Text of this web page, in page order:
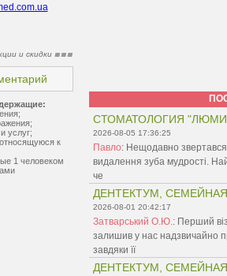
и скидки
услуг;
к
1 человеком
СТОМАТОЛОГИЯ
2026-08-05 17:36:25
Павло: Нещодавно
видалення зуба мудрості.
че
ДЕНТЕКТУМ,
2026-08-01 20:42:17
Затварський О.Ю.: Перший
залишив у нас надзвичайно
завдяки її
ДЕНТЕКТУМ,